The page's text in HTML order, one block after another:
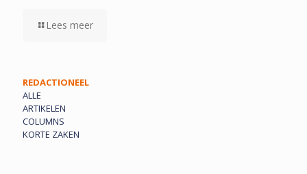
Lees meer
REDACTIONEEL
ALLE
ARTIKELEN
COLUMNS
KORTE ZAKEN